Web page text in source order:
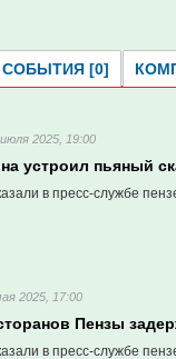
СОБЫТИЯ [0]
2025, 19:00
устроил пьяный
в пресс-службе
2025, 17:00
Пензы
в пресс-службе